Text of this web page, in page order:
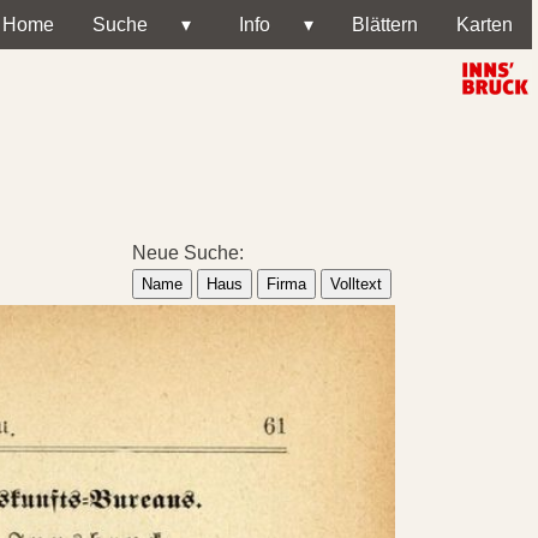
Home Suche ▾ Info ▾ Blättern Karten
Neue Suche:
Name Haus Firma Volltext